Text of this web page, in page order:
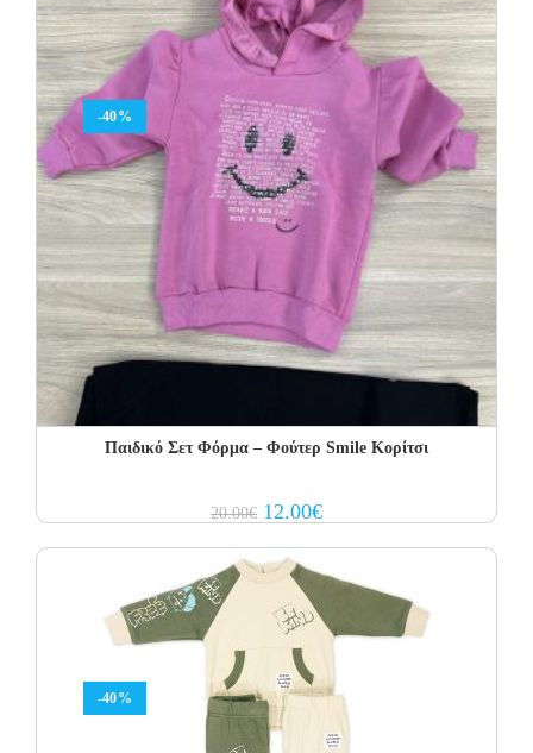
-40%
Παιδικό Σετ Φόρμα – Φούτερ Smile Κορίτσι
20.00€ Original
price
20.00€.
12.00€Current
price
-40%